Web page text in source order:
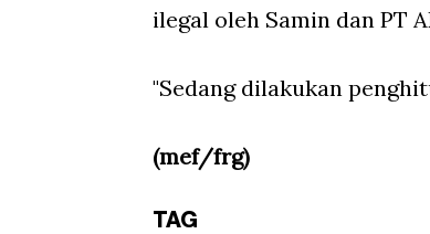
ilegal oleh Samin dan PT
"Sedang dilakukan
(mef/frg)
TAG